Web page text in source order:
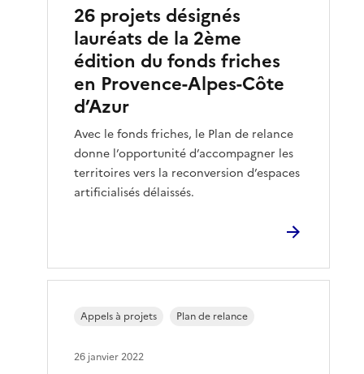
26 projets désignés
lauréats de la 2ème
édition du fonds friches
en Provence-Alpes-Côte
d’Azur
Avec le fonds friches, le Plan de relance
donne l’opportunité d’accompagner les
territoires vers la reconversion d’espaces
artificialisés délaissés.
Appels à projets Plan de relance
26 janvier 2022